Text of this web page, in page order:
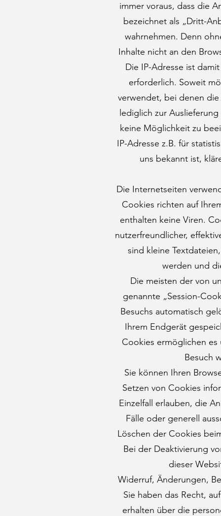
immer voraus, dass die
bezeichnet als „Dritt-
wahrnehmen. Denn
Inhalte nicht an den
Die IP-Adresse ist
erforderlich. Soweit
verwendet, bei denen
lediglich zur
keine Möglichkeit zu
IP-Adresse z.B. für
uns bekannt ist,
Die Internetseiten
Cookies richten auf
enthalten keine Viren.
nutzerfreundlicher,
sind kleine
werden und
Die meisten der von
genannte „Session-
Besuchs automatisch
Ihrem Endgerät
Cookies ermöglichen es
Besuch
Sie können Ihren
Setzen von Cookies
Einzelfall erlauben, die
Fälle oder generell
Löschen der Cookies
Bei der Deaktivierung
dieser
Widerruf, Änderungen,
Sie haben das Recht,
erhalten über die